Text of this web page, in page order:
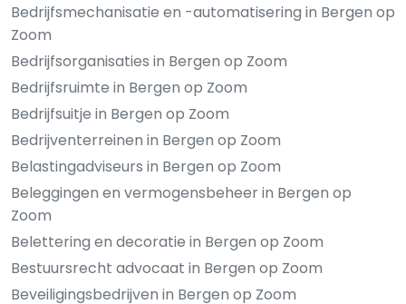
Bedrijfsmechanisatie en -automatisering in Bergen op
Zoom
Bedrijfsorganisaties in Bergen op Zoom
Bedrijfsruimte in Bergen op Zoom
Bedrijfsuitje in Bergen op Zoom
Bedrijventerreinen in Bergen op Zoom
Belastingadviseurs in Bergen op Zoom
Beleggingen en vermogensbeheer in Bergen op
Zoom
Belettering en decoratie in Bergen op Zoom
Bestuursrecht advocaat in Bergen op Zoom
Beveiligingsbedrijven in Bergen op Zoom